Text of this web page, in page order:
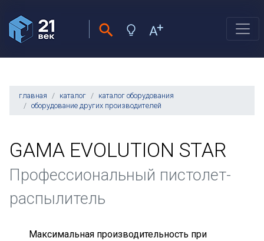
главная каталог
каталог оборудования
оборудование других производителей
GAMA EVOLUTION STAR
Профессиональный пистолет-
распылитель
Максимальная производительность при